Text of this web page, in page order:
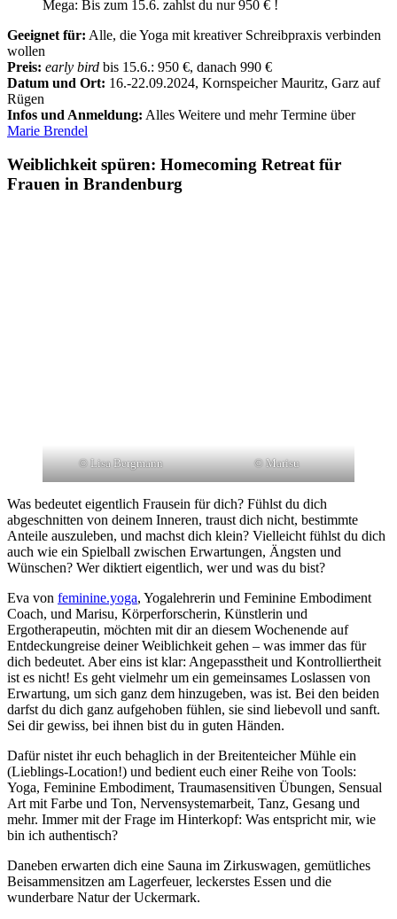
Mega: Bis zum 15.6. zahlst du nur 950 € !
Geeignet für: Alle, die Yoga mit kreativer Schreibpraxis verbinden
wollen
Preis: early bird bis 15.6.: 950 €, danach 990 €
Datum und Ort: 16.-22.09.2024, Kornspeicher Mauritz, Garz auf
Rügen
Infos und Anmeldung: Alles Weitere und mehr Termine über
Marie Brendel
Weiblichkeit spüren: Homecoming Retreat für
Frauen in Brandenburg
© Lisa Bergmann © Marisu
Was bedeutet eigentlich Frausein für dich? Fühlst du dich
abgeschnitten von deinem Inneren, traust dich nicht, bestimmte
Anteile auszuleben, und machst dich klein? Vielleicht fühlst du dich
auch wie ein Spielball zwischen Erwartungen, Ängsten und
Wünschen? Wer diktiert eigentlich, wer und was du bist?
Eva von feminine.yoga, Yogalehrerin und Feminine Embodiment
Coach, und Marisu, Körperforscherin, Künstlerin und
Ergotherapeutin, möchten mit dir an diesem Wochenende auf
Entdeckungreise deiner Weiblichkeit gehen – was immer das für
dich bedeutet. Aber eins ist klar: Angepasstheit und Kontrolliertheit
ist es nicht! Es geht vielmehr um ein gemeinsames Loslassen von
Erwartung, um sich ganz dem hinzugeben, was ist. Bei den beiden
darfst du dich ganz aufgehoben fühlen, sie sind liebevoll und sanft.
Sei dir gewiss, bei ihnen bist du in guten Händen.
Dafür nistet ihr euch behaglich in der Breitenteicher Mühle ein
(Lieblings-Location!) und bedient euch einer Reihe von Tools:
Yoga, Feminine Embodiment, Traumasensitiven Übungen, Sensual
Art mit Farbe und Ton, Nervensystemarbeit, Tanz, Gesang und
mehr. Immer mit der Frage im Hinterkopf: Was entspricht mir, wie
bin ich authentisch?
Daneben erwarten dich eine Sauna im Zirkuswagen, gemütliches
Beisammensitzen am Lagerfeuer, leckerstes Essen und die
wunderbare Natur der Uckermark.